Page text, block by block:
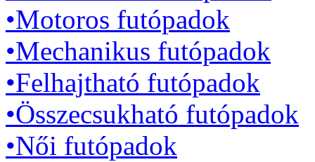
•Motoros futópadok
•Mechanikus futópadok
•Felhajtható futópadok
•Összecsukható futópadok
•Női futópadok